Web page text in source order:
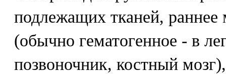
подлежащих тканей, раннее
(обычно гематогенное - в
позвоночник, костный